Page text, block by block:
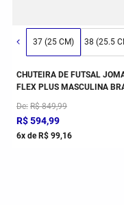
37 (25 CM) 38 (25.5
CHUTEIRA DE FUTSAL
FLEX PLUS MASCULINA
E VERMELHO
De R$ 849,99
R$594,99
6x de R$ 99,16